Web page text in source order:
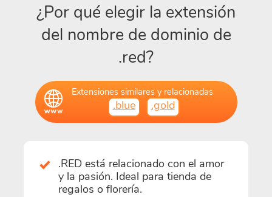
¿Por qué elegir la extensión
del nombre de dominio de
.red?
Extensiones similares y relacionadas
.blue .gold
.RED está relacionado con el amor
y la pasión. Ideal para tienda de
regalos o florería.